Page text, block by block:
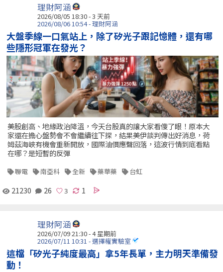
理財阿涵
2026/08/05 18:30 - 3 天前
2026/08/06 10:54 - 理財阿涵
大盤季線一口氣站上，除了矽光子跟記憶體，還有哪
些隱形冠軍在發光？
美股創高、地緣政治降溫，今天台股真的讓大家看傻了眼！原本大
家還在擔心盤勢會不會繼續往下探，結果美伊談判傳出好消息，荷
姆茲海峽有機會重新開放，國際油價應聲回落，這波行情到底看點
在哪？是短暫的反彈
聯電 南亞科 全新 藥華藥 台虹
21230 26 1
理財阿涵
2026/07/09 21:30 - 4 星期前
2026/07/11 10:31 - 選擇權實驗室
這檔「矽光子純度最高」拿5年長單，主力明天準備發
動！